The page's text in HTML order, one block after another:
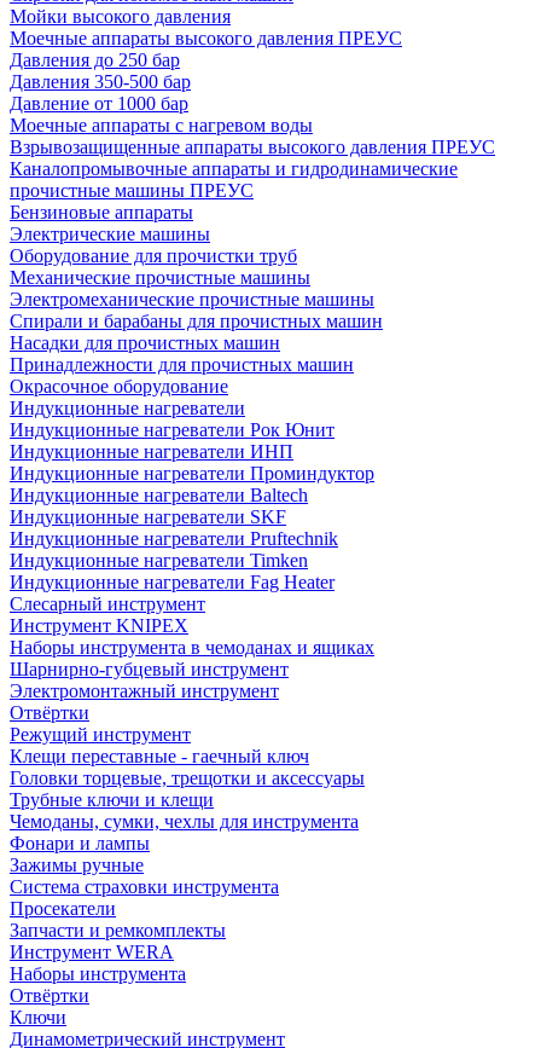
Мойки высокого давления
Моечные аппараты высокого давления ПРЕУС
Давления до 250 бар
Давления 350-500 бар
Давление от 1000 бар
Моечные аппараты с нагревом воды
Взрывозащищенные аппараты высокого давления ПРЕУС
Каналопромывочные аппараты и гидродинамические
прочистные машины ПРЕУС
Бензиновые аппараты
Электрические машины
Оборудование для прочистки труб
Механические прочистные машины
Электромеханические прочистные машины
Спирали и барабаны для прочистных машин
Насадки для прочистных машин
Принадлежности для прочистных машин
Окрасочное оборудование
Индукционные нагреватели
Индукционные нагреватели Рок Юнит
Индукционные нагреватели ИНП
Индукционные нагреватели Проминдуктор
Индукционные нагреватели Baltech
Индукционные нагреватели SKF
Индукционные нагреватели Pruftechnik
Индукционные нагреватели Timken
Индукционные нагреватели Fag Heater
Слесарный инструмент
Инструмент KNIPEX
Наборы инструмента в чемоданах и ящиках
Шарнирно-губцевый инструмент
Электромонтажный инструмент
Отвёртки
Режущий инструмент
Клещи переставные - гаечный ключ
Головки торцевые, трещотки и аксессуары
Трубные ключи и клещи
Чемоданы, сумки, чехлы для инструмента
Фонари и лампы
Зажимы ручные
Система страховки инструмента
Просекатели
Запчасти и ремкомплекты
Инструмент WERA
Наборы инструмента
Отвёртки
Ключи
Динамометрический инструмент